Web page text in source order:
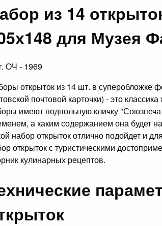
из 14
для Музея
ОЧ - 1969
открыток из 14 шт. в суперобложке
почтовой карточки) - это
имеют подпольную кличку
а каким содержанием она будет
набор открыток отлично подойдет и
открыток с туристическими
кулинарных рецептов.